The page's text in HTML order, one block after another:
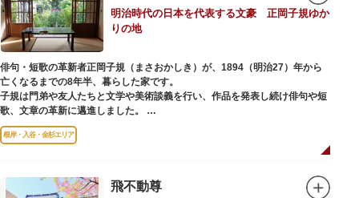
明治時代の日本を代表する文豪 正岡子規ゆか
りの地
俳句・短歌の革新者正岡子規（まさおかしき）が、1894（明治27）年から
亡くなるまでの8年半、暮らした家です。
子規は門弟や友人たちと文学や美術談義を行い、作品を発表し続け俳句や短
歌、文章の革新に邁進しました。
故郷松山より母と妹を呼び寄せ、結核に苦しみながらも34歳で亡くなるまで
精力的に文学作品を創作し続けた場所でもあります。
ま再建され、現在の庵は東京都指定史跡として明治の雰囲気が体感できる魅
根岸・入谷・金杉エリア
飛不動尊